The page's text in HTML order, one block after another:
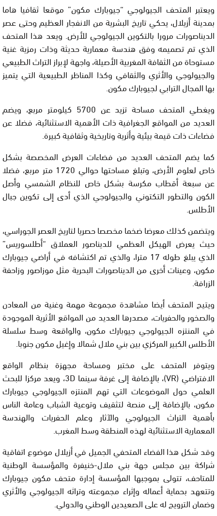
ويعتبر المتحف الجيولوجي “جيوبارك مكون” موقعا ثقافيا هاما
بمدينة أزيلال، يحكي تاريخ البشرية من الانفجار العظيم وحتى عصر
الديناصورات مرورا بالتكوين الجيولوجي للأرض. ويعد هذا المتحف
الذي تم تصميمه وفق هندسة معمارية حديثة وذات رمزية غنية
مستوحاة من الثقافة المغربية الأصيلة، واجهة لإبراز التراث الطبيعي
والجيولوجي والأثري والثقافي وكذا المناظر الطبيعية التي يتميز
بها المجال الترابي لجيوبارك مكون.
ويغطي المتحف مساحة تزيد عن 5700 كيلومتر مربع، ويضم
العديد من المواقع الجغرافية ذات الأهمية الاستثنائية، فضلا عن
فضاءات ذات قيمة بيئية وأثرية وتاريخية وثقافية كبيرة.
كما يضم المتحف العديد من فضاءات العرض المخصصة بشكل
خاص لعلوم الأرض، وتبلغ مساحتها حوالي 1720 متر مربع، فضلا
عن سبعة أقطاب مكرسة بشكل خاص للنظام الشمسي وأصل
الكون والتطور التكتوني والجيولوجي الذي أدى إلى تكوين جبال
الأطلس.
ويتضمن كذلك معرضا ضخما مخصصا حصريا لتاريخ العصر الجوراسي،
حيث يعرض الهيكل العظمي للديناصور العملاق “أطلسوريس”
الذي يبلغ طوله 17 مترا، والذي تم اكتشافه في أراضي جيوبارك
مكون، وعينات أخرى من الديناصورات البحرية مثل موزاصور وزاحفة
الزرافة.
ويتيح المتحف أيضا مشاهدة مجموعة مهمة وغنية من المعادن
والصخور والحفريات، مصدرها العديد من المواقع الأثرية الموجودة
في المنتزه الجيولوجي جيوبارك مكون، والواقعة وسط سلسلة
الأطلس الكبير المركزي بين بني ملال شمالا وإغيل مكون جنوبا.
ويتوفر المتحف على مختبر ومساحة مجهزة بنظام الواقع
الافتراضي (VR)، بالإضافة إلى غرفة سينما 3D، ويعد مركزا للبحث
العلمي حول الموضوعات التي تهم المنتزه الجيولوجي جيوبارك
مكون، بالإضافة إلى منصة لتثقيف وتوعية الشباب وعامة الناس
بأهمية التراث الجيولوجي والآثار وعلم الحفريات والهندسة
المعمارية الاستثنائية لهذه المنطقة وسط المغرب.
وقد شكل هذا الفضاء المتحفي الجميل في أزيلال موضوع اتفاقية
شراكة بين مجلس جهة بني ملال-خنيفرة والمؤسسة الوطنية
للمتاحف، تتولى بموجبها المؤسسة إدارة متحف مكون جيوبارك
وتتعهد بحماية أعماله وإثراء مجموعته وتراثه الجيولوجي والأثري
وضمان الترويج له على الصعيدين الوطني والدولي.